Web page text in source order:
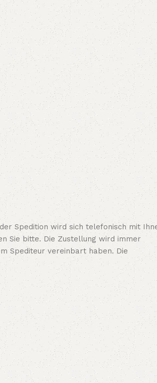
Spedition wird sich telefonisch mit
Sie bitte. Die Zustellung wird immer
Spediteur vereinbart haben. Die